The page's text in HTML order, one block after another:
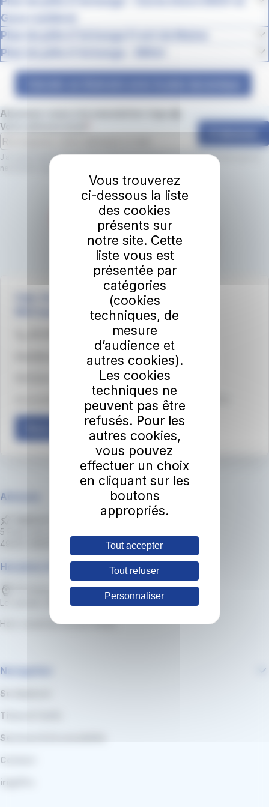
Gare routière)
Plan du pôle d'échange Front de Maine
Plan du pôle d'échange - Millot
Abonnez-vous à la newsletter irigo 📩
Votre adresse email
J’accepte que le réseau irigo utilise mon adresse email pour m’envoyer la
newsletter irigo.
irigo, les services mobilité d'Angers Loire
Sourds et malentendants - Accédez à LSF
Médiateur du groupe RATP
Accessibilité du site : partiellement conforme (83,61%)
Nous contacter
Adresse
5 Place de Lorraine
49000 ANGERS
Horaires d'ouverture
Du lundi au vendredi : 8h30-18h30
Le samedi : 8h30 à 13h30
Hors vacances et jours fériés
Navigation
Se déplacer
Titres & Tarifs
Services & Accessibilité
Contact
irigoPro
Vous trouverez
ci-dessous la liste
des cookies
présents sur
notre site. Cette
liste vous est
présentée par
catégories
(cookies
techniques, de
mesure
d’audience et
autres cookies).
Les cookies
techniques ne
peuvent pas être
refusés. Pour les
autres cookies,
vous pouvez
effectuer un choix
en cliquant sur les
boutons
appropriés.
Tout accepter
Tout refuser
Personnaliser